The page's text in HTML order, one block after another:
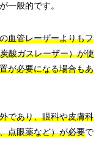
一般的です。
血管レーザーよりもフ
酸ガスレーザー）が使
が必要になる場合もあ
であり、眼科や皮膚科
点眼薬など）が必要で